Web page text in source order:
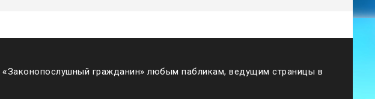
«Законопослушный гражданин» любым пабликам, ведущим страницы в